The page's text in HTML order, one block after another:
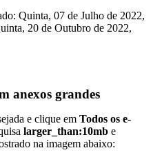
Quinta, 07 de Julho de 2022,
20 de Outubro de 2022,
anexos grandes
e clique em Todos os e-
larger_than:10mb e
na imagem abaixo: